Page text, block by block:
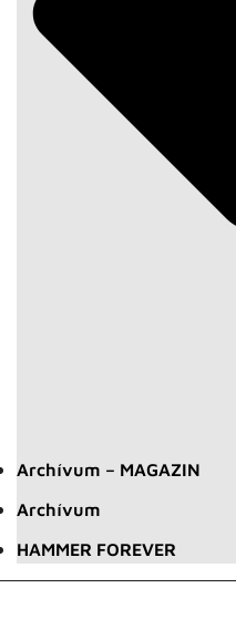
Archívum – MAGAZIN
Archívum
HAMMER FOREVER